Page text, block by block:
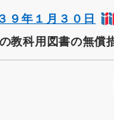
９年１月３０日
教科用図書の無償